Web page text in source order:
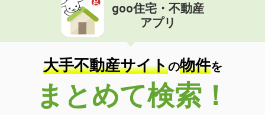
価 格
住 所
京都府京都市右京区西院東淳和院町
専有面積 22.88m²
間取り
1K
京都府京都市右京区嵯峨天龍寺北造路町
価 格
17.50万円
goo住宅・不動産
アプリ
大手不動産サイトの物件を
まとめて検索！